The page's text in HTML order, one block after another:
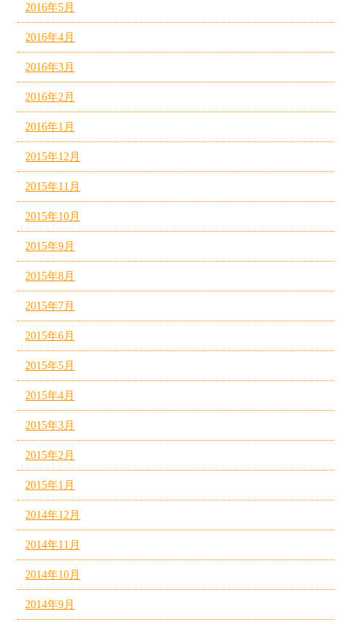
2016年5月
2016年4月
2016年3月
2016年2月
2016年1月
2015年12月
2015年11月
2015年10月
2015年9月
2015年8月
2015年7月
2015年6月
2015年5月
2015年4月
2015年3月
2015年2月
2015年1月
2014年12月
2014年11月
2014年10月
2014年9月